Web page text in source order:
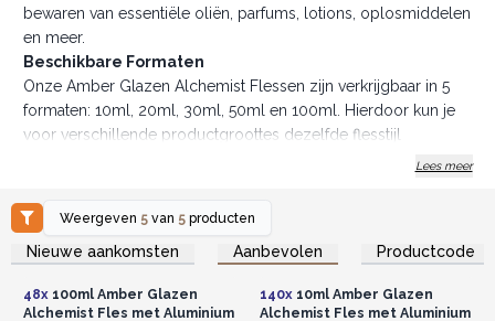
bewaren van essentiële oliën, parfums, lotions, oplosmiddelen
en meer.
Beschikbare Formaten
Onze Amber Glazen Alchemist Flessen zijn verkrijgbaar in 5
formaten: 10ml, 20ml, 30ml, 50ml en 100ml. Hierdoor kun je
voor verschillende productgroottes dezelfde flesstijl
behouden, wat ideaal is voor een consistente merkuitstraling,
Dopopties
Deze rechthoekige flessen zijn compatibel met
verschillende dopopties:
Aluminium schroefdoppen met EPE-liners voor lekvrije
opslag
Lees meer
Weergeven 5 van 5 producten
Nieuwe aankomsten Aanbevolen Productcode
Log in of registreer u voor
groothandelsprijzen.
48x100ml Amber Glazen
Alchemist Fles met Aluminium
Log in of registreer u voor
groothandelsprijzen.
140x10ml Amber Glazen
Alchemist Fles met Aluminium